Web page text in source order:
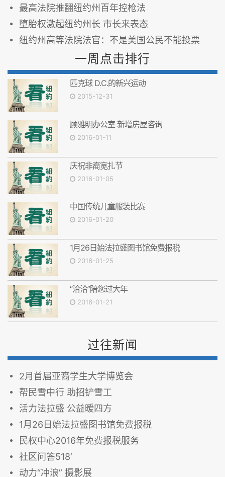
最高法院推翻纽约州百年控枪法
堕胎权激起纽约州长 市长来表态
纽约州高等法院法官：不是美国公民不能投票
一周点击排行
匹克球 D.C.的新兴运动
2015-12-31
顾雅明办公室 新增房屋咨询
2016-01-11
庆祝非裔宽扎节
2016-01-05
中国传统儿童服装比赛
2016-01-20
1月26日始法拉盛图书馆免费报税
2016-01-25
“洽洽”陪您过大年
2016-01-21
过往新闻
2月首届亚裔学生大学博览会
帮民雪中行 助招铲雪工
活力法拉盛 公益暧四方
1月26日始法拉盛图书馆免费报税
民权中心2016年免费报税服务
社区问答518‘
动力“冲浪” 摄影展